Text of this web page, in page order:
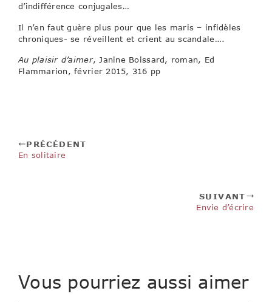
d’indifférence conjugales…
Il n’en faut guère plus pour que les maris – infidèles
chroniques- se réveillent et crient au scandale….
Au plaisir d’aimer, Janine Boissard, roman, Ed
Flammarion, février 2015, 316 pp
PRÉCÉDENT
En solitaire
SUIVANT
Envie d’écrire
Vous pourriez aussi aimer